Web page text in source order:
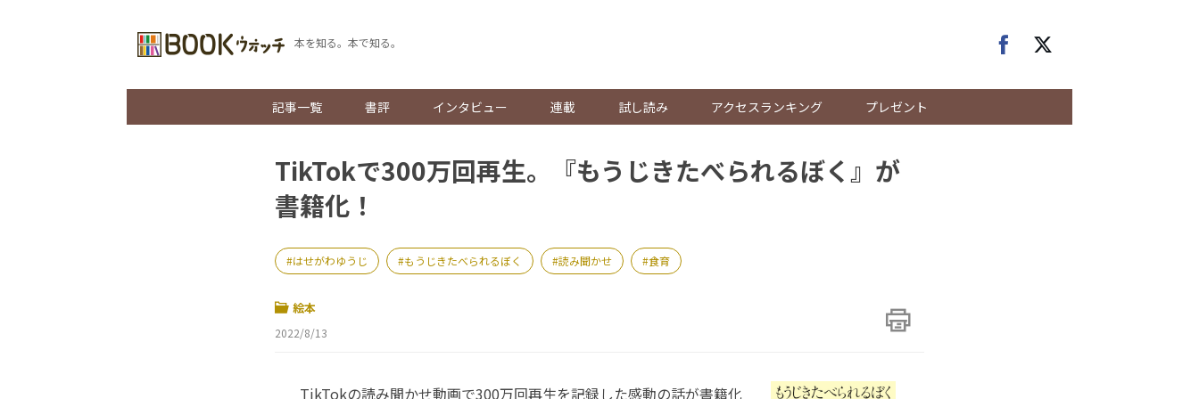
本を知る。本で知る。
記事一覧 書評 インタビュー 連載 試し読み アクセスランキング プレゼント
TikTokで300万回再生。『もうじきたべられるぼく』が
書籍化！
はせがわゆうじ もうじきたべられるぼく 読み聞かせ 食育
絵本
2022/8/13
TikTokの読み聞かせ動画で300万回再生を記録した感動の話が書籍化